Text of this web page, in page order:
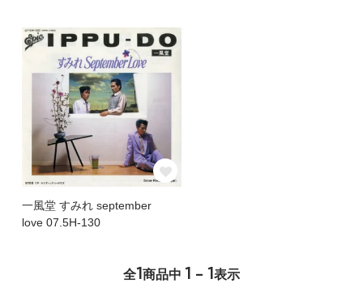
一風堂 すみれ september
love 07.5H-130
全1商品中 1 - 1表示